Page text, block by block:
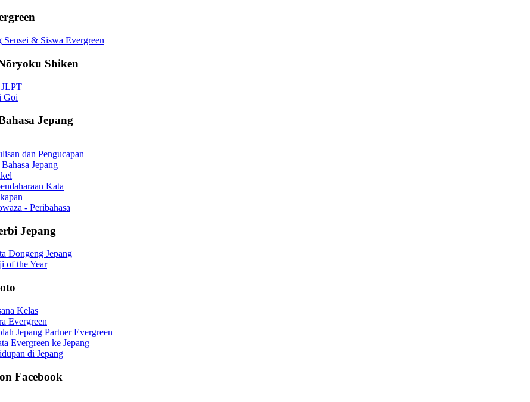
Sensei & Siswa Evergreen
Shiken
Goi
Jepang
dan Pengucapan
Jepang
Kata
- Peribahasa
Jepang
Dongeng Jepang
of the Year
Kelas
Evergreen
Jepang Partner Evergreen
Evergreen ke Jepang
di Jepang
Facebook